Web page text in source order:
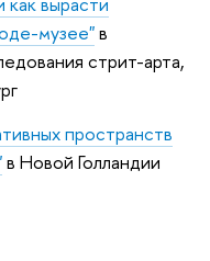
музее"в
стрит-арта,
пространств
в Новой Голландии